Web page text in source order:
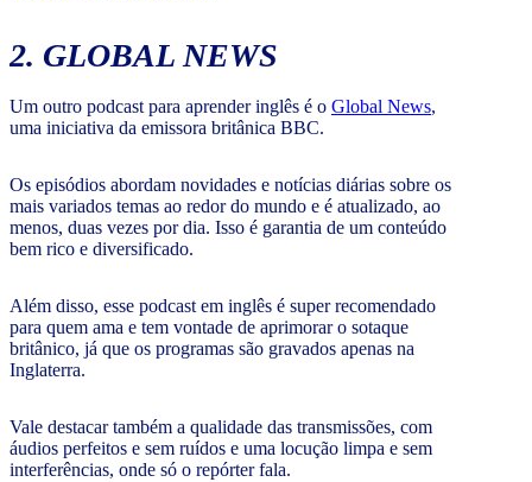
2. GLOBAL NEWS
Um outro podcast para aprender inglês é o Global News,
uma iniciativa da emissora britânica BBC.
Os episódios abordam novidades e notícias diárias sobre os
mais variados temas ao redor do mundo e é atualizado, ao
menos, duas vezes por dia. Isso é garantia de um conteúdo
bem rico e diversificado.
Além disso, esse podcast em inglês é super recomendado
para quem ama e tem vontade de aprimorar o sotaque
britânico, já que os programas são gravados apenas na
Inglaterra.
Vale destacar também a qualidade das transmissões, com
áudios perfeitos e sem ruídos e uma locução limpa e sem
interferências, onde só o repórter fala.